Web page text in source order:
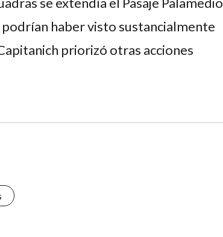
haber visto sustancialmente
priorizó otras acciones